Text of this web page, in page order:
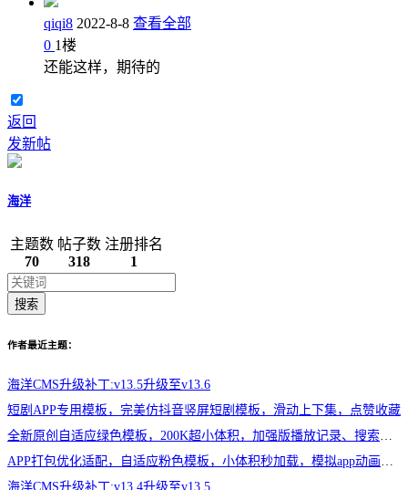
qiqi8 2022-8-8 查看全部
0 1楼
还能这样，期待的
返回
发新帖
海洋
主题数
70
帖子数
318
注册排名
1
搜索
作者最近主题：
海洋CMS升级补丁:v13.5升级至v13.6
短剧APP专用模板，完美仿抖音竖屏短剧模板，滑动上下集，点赞收藏
全新原创自适应绿色模板，200K超小体积，加强版播放记录、搜索历史模块
APP打包优化适配，自适应粉色模板，小体积秒加载，模拟app动画效果，适合X
海洋CMS升级补丁:v13.4升级至v13.5